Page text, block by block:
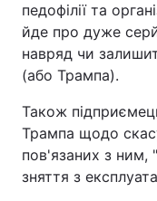
педофілії та
йде про дуже
навряд чи
(або Трампа).
Також
Трампа щодо
пов'язаних з ним,
зняття з